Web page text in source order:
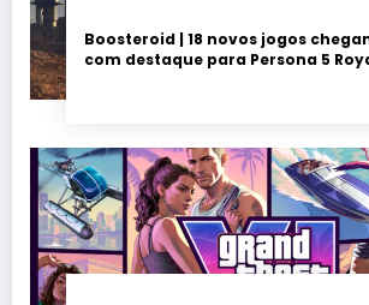
Boosteroid | 18 novos jogos
com destaque para Persona 5